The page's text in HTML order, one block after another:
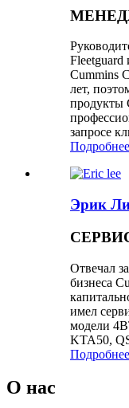
Cummins
лет,
продукты
запросе
Подробнее
Эрик
Отвечал
бизнеса
имел
модели
KTA50,
Подробнее
О нас